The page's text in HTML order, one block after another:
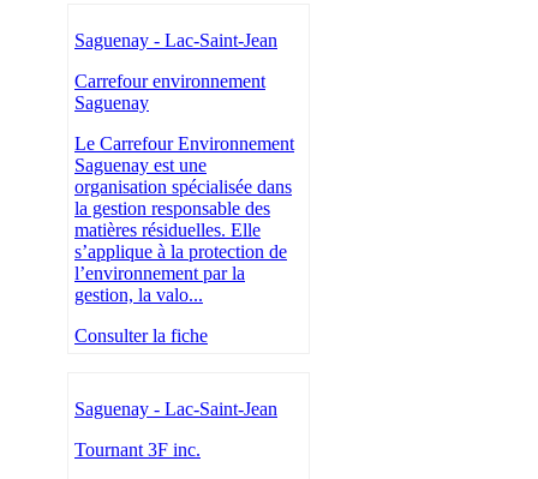
Saguenay - Lac-Saint-Jean
Carrefour environnement
Saguenay
Le Carrefour Environnement
Saguenay est une
organisation spécialisée dans
la gestion responsable des
matières résiduelles. Elle
s’applique à la protection de
l’environnement par la
gestion, la valo...
Consulter la fiche
Saguenay - Lac-Saint-Jean
Tournant 3F inc.